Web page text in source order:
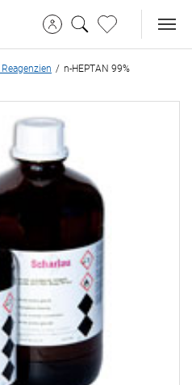
n-HEPTAN 99%